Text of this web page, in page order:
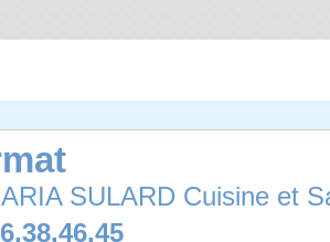
SULARD Cuisine et